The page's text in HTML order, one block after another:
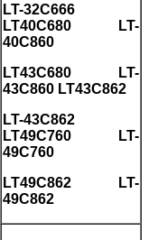
LT-32C666
LT40C680 LT-
40C860
LT43C680 LT-
43C860 LT43C862
LT-43C862
LT49C760 LT-
49C760
LT49C862 LT-
49C862